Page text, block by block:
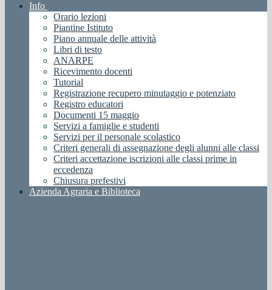
Info
Orario lezioni
Piantine Istituto
Piano annuale delle attività
Libri di testo
ANARPE
Ricevimento docenti
Tutorial
Registrazione recupero minutaggio e potenziato
Registro educatori
Documenti 15 maggio
Servizi a famiglie e studenti
Servizi per il personale scolastico
Criteri generali di assegnazione degli alunni alle classi
Criteri accettazione iscrizioni alle classi prime in
eccedenza
Chiusura prefestivi
Azienda Agraria e Biblioteca